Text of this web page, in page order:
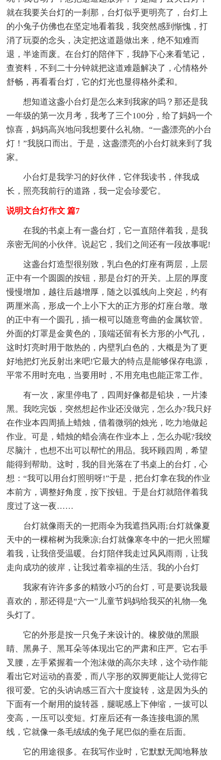
就在我要关台灯的一刹那，台灯似乎更明亮了，台灯上
的小兔子仿佛也在坚定地看着我，我突然感到惭愧，打
消了玩耍的念头，决定把这道题做出来，绝不知难而
退，半途而废。在台灯的陪伴下，我静下心来看笔记，
查资料，不到二十分钟就把这道难题解决了，心情格外
舒畅，再看看台灯，它的灯光也显得格外柔和。
想知道这盏小台灯是怎么来到我家的吗？那还是我
一年级的第一次月考，我考了三个100分，给了妈妈一个
惊喜，妈妈高兴地问我想要什么礼物。“一盏漂亮的小台
灯！”我脱口而出。于是，这盏漂亮的小台灯就来到了我
家。
小台灯是我学习的好伙伴，它伴我读书，伴我成
长，照亮我前行的道路，我一定会珍爱它。
说明文台灯作文 篇7
在我的书桌上有一盏台灯，它一直陪伴着我，是我
亲密无间的小伙伴。说起它，我们之间还有一段故事呢!
这盏台灯造型很别致，乳白色的灯座有两层，上层
正中有一个圆圆的按钮，那是台灯的开关。上层的厚度
慢慢增加，越往后越增厚，随之以弧线向上突起，约有
两厘米高，形成一个上小下大的正方形的灯座台墩。墩
的正中有一个圆孔，插一根可以随意弯曲的金属软管。
外面的灯罩是金黄色的，顶端还留有长方形的小气孔，
这时灯亮时用于散热的，内壁乳白色的，大概是为了更
好地把灯光反射出来吧!它最大的特点是能够保存电源，
平常不用时充电，当要用时，不用充电也能正常工作。
有一次，家里停电了，四周好像都是铅块，一片漆
黑。我吃完饭，突然想起作业还没做完，怎么办?我只好
在作业本四周插上蜡烛，借着微弱的烛光，吃力地做起
作业。可是，蜡烛的蜡会滴在作业本上，怎么办呢?我绞
尽脑汁，也想不出可以帮忙的用品。我环顾四周，希望
能得到帮助。这时，我的目光落在了书桌上的台灯，心
想：“我可以用台灯照明呀!”于是，把台灯拿在我的作业
本前方，调整好角度，按下按钮。于是台灯就陪伴着我
度过了这一夜……
台灯就像雨天的一把雨伞为我遮挡风雨;台灯就像夏
天中的一棵榕树为我乘凉;台灯就像寒冬中的一把火照耀
着我，让我倍受温暖。台灯陪伴我走过风风雨雨，让我
走向成功的彼岸，让我过着幸福的生活。我的小台灯
我家有许许多多的精致小巧的台灯，可是要说我最
喜欢的，那还得是“六一”儿童节妈妈给我买的礼物—兔
头灯了。
它的外形是按一只兔子来设计的。橡胶做的黑眼
睛、黑鼻子、黑耳朵等体现出它的严肃和庄严。它右手
叉腰，左手紧握着一个泡沫做的高尔夫球，这个动作能
看出它对运动的喜爱，而八字形的双脚更能让人觉得它
很可爱。它的头讷讷感三百六十度旋转，这是因为头的
下面有一个耐用的旋转器，腿呢感上下伸缩，一拔可以
变高，一压可以变短。灯座后还有一条连接电源的黑
线，它就像一条毛绒绒的兔子尾巴似的垂在后面。
它的用途很多。在我写作业时，它默默无闻地释放